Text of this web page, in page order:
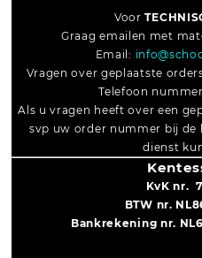
Voor
Graag emailen met
Email:
Vragen over geplaatste
Telefoon
Als u vragen heeft over een
svp uw order nummer bij de
dienst
KvK nr.
BTW nr.
Bankrekening nr.